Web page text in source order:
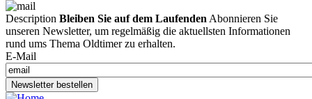
Description Bleiben Sie auf dem Laufenden Abonnieren Sie
unseren Newsletter, um regelmäßig die aktuellsten Informationen
rund ums Thema Oldtimer zu erhalten.
E-Mail
Newsletter bestellen